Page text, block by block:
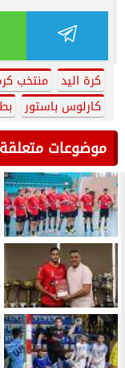
كرة اليد منتخب
كارلوس باستور
موضوعات متعلقة